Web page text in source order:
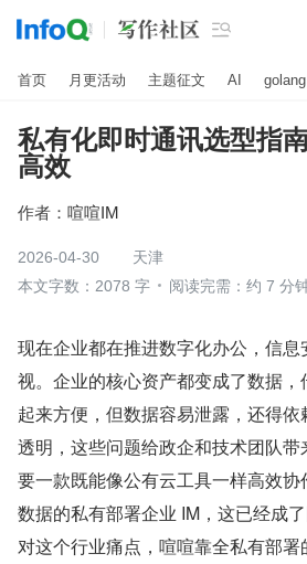

首页 月更活动 主题征文 AI golang
私有化即时通讯选型指
高效
作者： 喧喧IM
2026-04-30
天津
本文字数：2078 字
阅读完需：约 7 分
现在企业都在推进数字化办公，信
视。企业的核心资产都变成了数据
起来方便，但数据容易泄露，还得
透明，这些问题给政企和技术团队
要一款既能像公有云工具一样高效
数据的私有部署企业 IM，这已经成
对这个行业痛点，喧喧靠全私有部